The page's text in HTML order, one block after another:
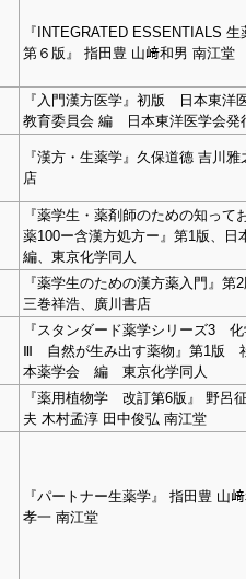
『INTEGRATED ESSENTIALS 生
第６版』 指田豊 山﨑和男 南江堂
『入門漢方医学』初版 日本東洋
教育委員会 編 日本東洋医学会発
『漢方・生薬学』久保道德 吉川雅
店
『薬学生・薬剤師のための知って
薬100ー含漢方処方ー』第1版、日
編、東京化学同人
『薬学生のための漢方薬入門』第
三巻祥浩、廣川書店
『スタンダード薬学シリーズ3
Ⅲ 自然が生み出す薬物』第1版
本薬学会 編 東京化学同人
『薬用植物学 改訂第6版』 野呂
夫 木村孟淳 田中俊弘 南江堂
『パートナー生薬学』 指田豊 山
孝一 南江堂